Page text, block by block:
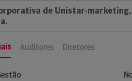
de Unistar-marketing,
Auditores Diretores